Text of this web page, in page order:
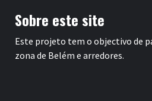
Sobre este site
Este projeto tem o objectivo de
zona de Belém e arredores.